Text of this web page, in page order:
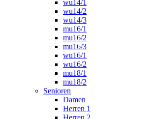
wu14/1
wu14/2
wu14/3
mu16/1
mu16/2
mu16/3
wu16/1
wu16/2
mu18/1
mu18/2
Senioren
Damen
Herren 1
Herren 2